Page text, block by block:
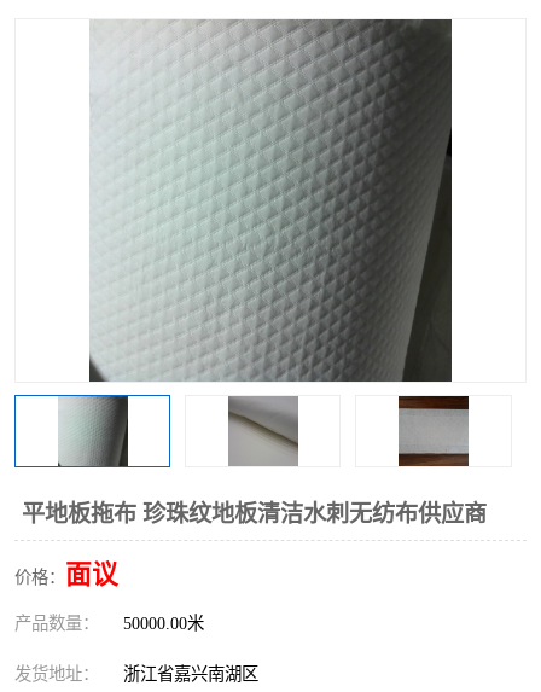
平地板拖布 珍珠纹地板清洁水刺无纺布供应商
价格： 面议
产品数量： 50000.00米
发货地址： 浙江省嘉兴南湖区
膏药水刺无纺布 湿巾
棉柔巾水刺无纺布 印花压花复合布
地拖布
清洁抹布